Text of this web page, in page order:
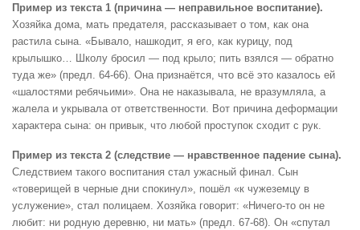
Пример из текста 1 (причина — неправильное воспитание).
Хозяйка дома, мать предателя, рассказывает о том, как она
растила сына. «Бывало, нашкодит, я его, как курицу, под
крылышко… Школу бросил — под крыло; пить взялся — обратно
туда же» (предл. 64-66). Она признаётся, что всё это казалось ей
«шалостями ребячьими». Она не наказывала, не вразумляла, а
жалела и укрывала от ответственности. Вот причина деформации
характера сына: он привык, что любой проступок сходит с рук.
Пример из текста 2 (следствие — нравственное падение сына).
Следствием такого воспитания стал ужасный финал. Сын
«товерищей в черные дни спокинул», пошёл «к чужеземцу в
услужение», стал полицаем. Хозяйка говорит: «Ничего-то он не
любит: ни родную деревню, ни мать» (предл. 67-68). Он «спутал